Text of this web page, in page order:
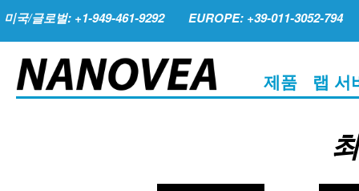
미국/글로벌: +1-949-461-9292 EUROPE: +39-011-3052-794
제품 랩 서